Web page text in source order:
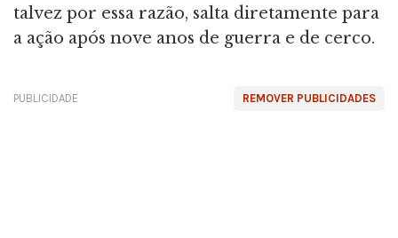
talvez por essa razão, salta diretamente para
a ação após nove anos de guerra e de cerco.
REMOVER PUBLICIDADES
PUBLICIDADE